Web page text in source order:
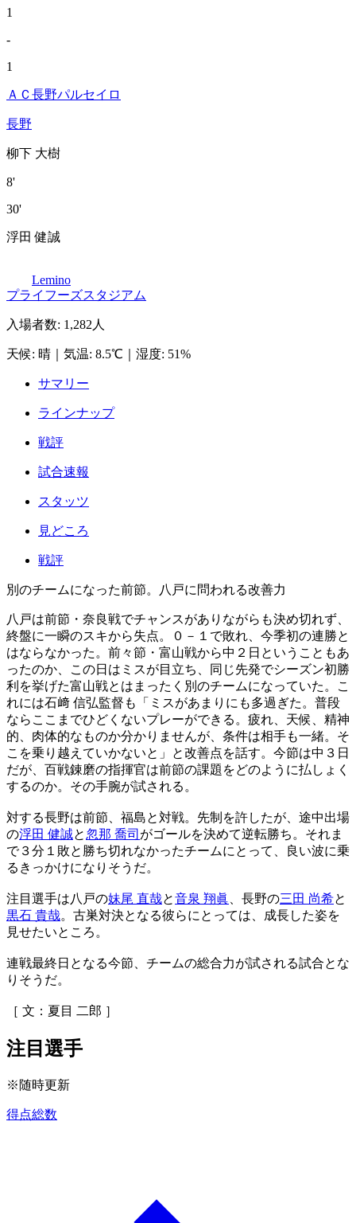
1
-
1
ＡＣ長野パルセイロ
長野
柳下 大樹
8'
30'
浮田 健誠
Lemino
プライフーズスタジアム
入場者数: 1,282人
天候: 晴 気温: 8.5℃ 湿度: 51%
サマリー
ラインナップ
戦評
試合速報
スタッツ
見どころ
戦評
別のチームになった前節。八戸に問われる改善力
八戸は前節・奈良戦でチャンスがありながらも決め切れず、
終盤に一瞬のスキから失点。０－１で敗れ、今季初の連勝と
はならなかった。前々節・富山戦から中２日ということもあ
ったのか、この日はミスが目立ち、同じ先発でシーズン初勝
利を挙げた富山戦とはまったく別のチームになっていた。こ
れには石﨑 信弘監督も「ミスがあまりにも多過ぎた。普段
ならここまでひどくないプレーができる。疲れ、天候、精神
的、肉体的なものか分かりませんが、条件は相手も一緒。そ
こを乗り越えていかないと」と改善点を話す。今節は中３日
だが、百戦錬磨の指揮官は前節の課題をどのように払しょく
するのか。その手腕が試される。
対する長野は前節、福島と対戦。先制を許したが、途中出場
の浮田 健誠と 忽那 喬司 がゴールを決めて逆転勝ち。それま
で３分１敗と勝ち切れなかったチームにとって、良い波に乗
るきっかけになりそうだ。
注目選手は八戸の妹尾 直哉と音泉 翔眞 、長野の三田 尚希と
黒石 貴哉。古巣対決となる彼らにとっては、成長した姿を
見せたいところ。
連戦最終日となる今節、チームの総合力が試される試合とな
りそうだ。
［ 文：夏目 二郎 ］
注目選手
※随時更新
得点総数